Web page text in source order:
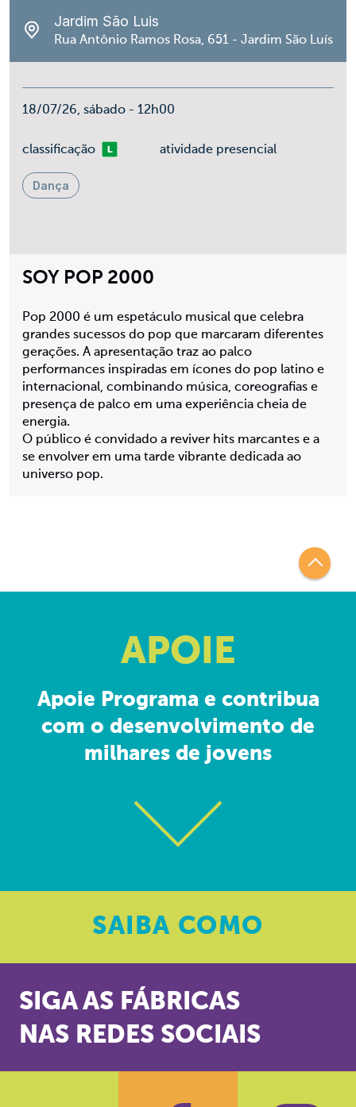
SOY POP 2000
Pop 2000 é um espetáculo musical que celebra
grandes sucessos do pop que marcaram diferentes
gerações. A apresentação traz ao palco
performances inspiradas em ícones do pop latino e
internacional, combinando música, coreografias e
presença de palco em uma experiência cheia de
energia.
O público é convidado a reviver hits marcantes e a
se envolver em uma tarde vibrante dedicada ao
universo pop.
Jardim São Luis
Rua Antônio Ramos Rosa, 651 - Jardim São Luís
18/07/26, sábado - 12h00
classificaçãoLivre atividade presencial
Dança
APOIE
Apoie Programa e contribua
com o desenvolvimento de
milhares de jovens
SAIBA COMO
SIGA AS FÁBRICAS
NAS REDES SOCIAIS